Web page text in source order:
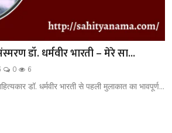
डॉ. धर्मवीर भारती – मेरे सा...
0 6
डॉ. धर्मवीर भारती से पहली मुलाकात का भावपूर्ण...